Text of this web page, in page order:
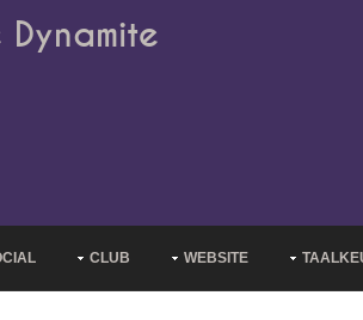
CLUB WEBSITE